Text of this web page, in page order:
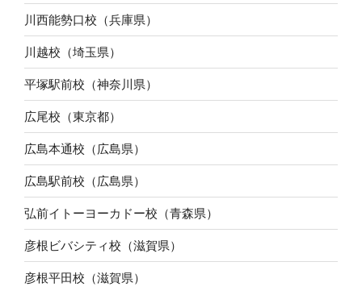
川西能勢口校（兵庫県）
川越校（埼玉県）
平塚駅前校（神奈川県）
広尾校（東京都）
広島本通校（広島県）
広島駅前校（広島県）
弘前イトーヨーカドー校（青森県）
彦根ビバシティ校（滋賀県）
彦根平田校（滋賀県）